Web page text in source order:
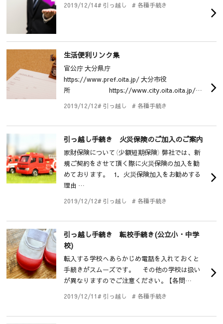
2019/12/14# 引っ越し # 各種手続き
生活便利リンク集
官公庁 大分県庁
https://www.pref.oita.jp/ 大分市役
所 https://www.city.oita.oita.jp/…
2019/12/12# 引っ越し # 各種手続き
引っ越し手続き 火災保険のご加入のご案内
家財保険について（少額短期保険） 弊社では、新
規ご契約をさせて頂く際に火災保険の加入を勧
めております。 1．火災保険加入をお勧めする
理由 …
2019/12/12# 引っ越し # 各種手続き
引っ越し手続き 転校手続き(公立小・中学
校)
転入する学校へあらかじめ電話を入れておくと
手続きがスムーズです。 その他の学校は扱い
が異なりますのでご注意ください。 【各問…
2019/12/11# 引っ越し # 各種手続き